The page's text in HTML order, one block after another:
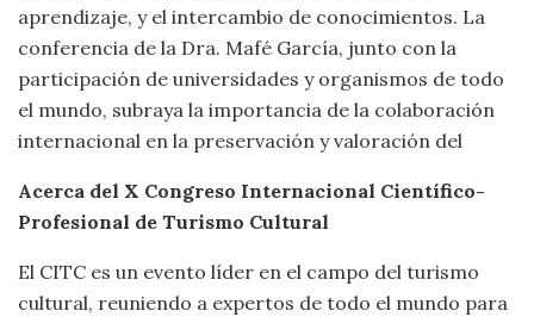
aprendizaje, y el intercambio de conocimientos. La
conferencia de la Dra. Mafé García, junto con la
participación de universidades y organismos de todo
el mundo, subraya la importancia de la colaboración
internacional en la preservación y valoración del
Acerca del X Congreso Internacional Científico-
Profesional de Turismo Cultural
El CITC es un evento líder en el campo del turismo
cultural, reuniendo a expertos de todo el mundo para